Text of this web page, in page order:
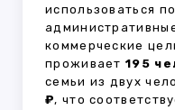
использоваться
коммерческие
проживает 195
семьи из двух
₽, что